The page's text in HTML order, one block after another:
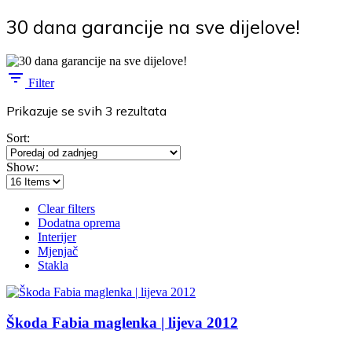
30 dana garancije na sve dijelove!
Filter
Prikazuje se svih 3 rezultataPoredano
najnovijem
Sort:
Show:
Clear filters
Dodatna oprema
Interijer
Mjenjač
Stakla
Škoda Fabia maglenka | lijeva 2012